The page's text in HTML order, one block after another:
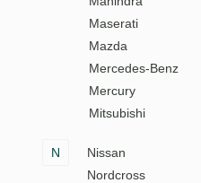
Maserati
Mazda
Mercedes-Benz
Mercury
Mitsubishi
N
Nissan
Nordcross